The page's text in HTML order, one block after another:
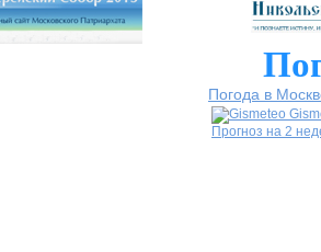
Погода в
Прогноз на 2